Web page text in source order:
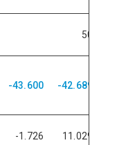
50
-43.600 -42.689
-1.726 11.029